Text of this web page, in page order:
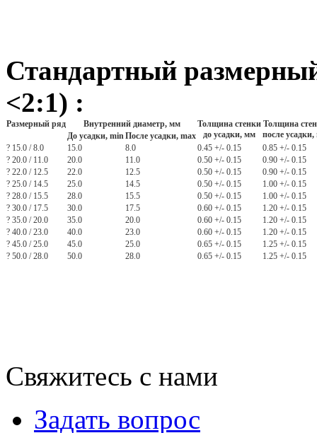
Стандартный
<2:1) :
Размерный ряд Внутренний диаметр, мм
Толщина стенки
до усадки, мм
Толщина
после
До усадки, minПосле усадки, max
? 15.0 / 8.0
15.0 8.0 0.45 +/- 0.15
0.85 +/- 0.15
? 20.0 / 11.0
20.0 11.0 0.50 +/- 0.15
0.90 +/- 0.15
? 22.0 / 12.5
22.0 12.5 0.50 +/- 0.15
0.90 +/- 0.15
? 25.0 / 14.5
25.0 14.5 0.50 +/- 0.15
1.00 +/- 0.15
? 28.0 / 15.5
28.0 15.5 0.50 +/- 0.15
1.00 +/- 0.15
? 30.0 / 17.5
30.0 17.5 0.60 +/- 0.15
1.20 +/- 0.15
? 35.0 / 20.0
35.0 20.0 0.60 +/- 0.15
1.20 +/- 0.15
? 40.0 / 23.0
40.0 23.0 0.60 +/- 0.15
1.20 +/- 0.15
? 45.0 / 25.0
45.0 25.0 0.65 +/- 0.15
1.25 +/- 0.15
? 50.0 / 28.0
50.0 28.0 0.65 +/- 0.15 1.25 +/- 0.15
Свяжитесь с нами
Задать вопрос